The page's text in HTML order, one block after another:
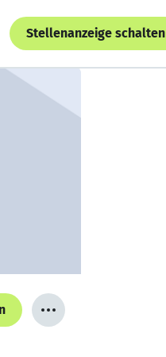
Stellenanzeige schalten